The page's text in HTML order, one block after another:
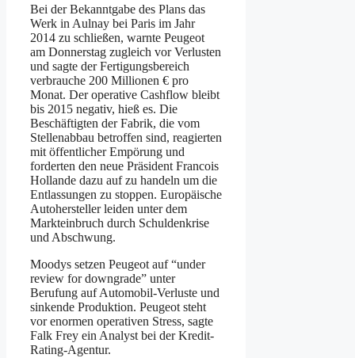
Bei der Bekanntgabe des Plans das
Werk in Aulnay bei Paris im Jahr
2014 zu schließen, warnte Peugeot
am Donnerstag zugleich vor Verlusten
und sagte der Fertigungsbereich
verbrauche 200 Millionen € pro
Monat. Der operative Cashflow bleibt
bis 2015 negativ, hieß es. Die
Beschäftigten der Fabrik, die vom
Stellenabbau betroffen sind, reagierten
mit öffentlicher Empörung und
forderten den neue Präsident Francois
Hollande dazu auf zu handeln um die
Entlassungen zu stoppen. Europäische
Autohersteller leiden unter dem
Markteinbruch durch Schuldenkrise
und Abschwung.
Moodys setzen Peugeot auf “under
review for downgrade” unter
Berufung auf Automobil-Verluste und
sinkende Produktion. Peugeot steht
vor enormen operativen Stress, sagte
Falk Frey ein Analyst bei der Kredit-
Rating-Agentur.